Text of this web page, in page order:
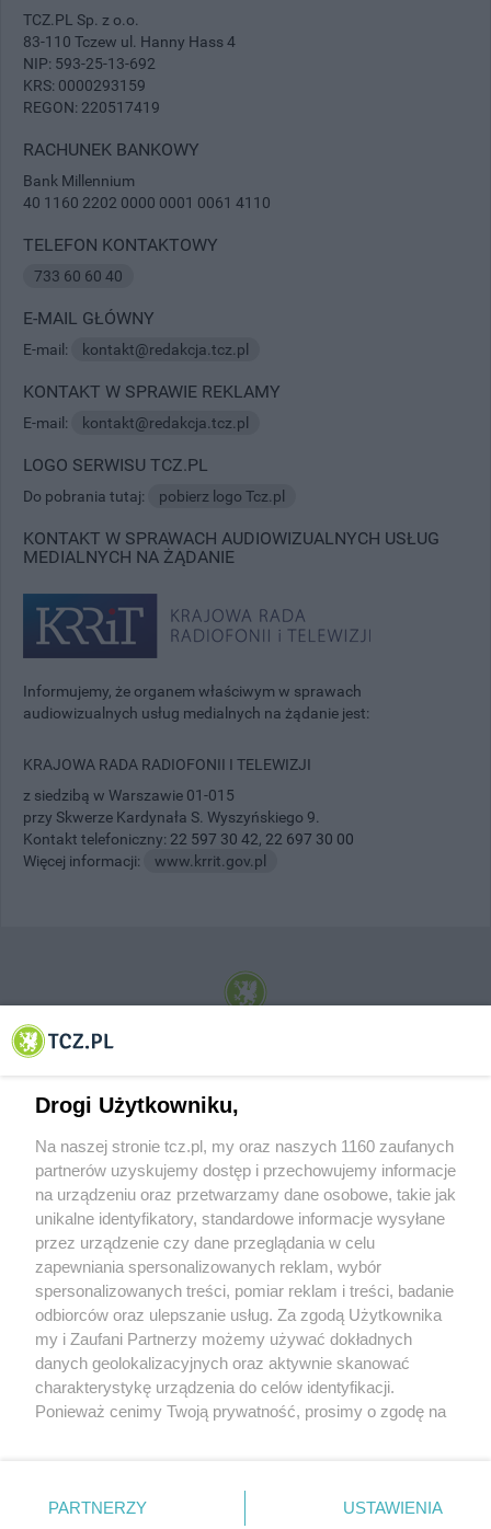
TCZ.PL Sp. z o.o.
83-110 Tczew ul. Hanny Hass 4
NIP: 593-25-13-692
KRS: 0000293159
REGON: 220517419
RACHUNEK BANKOWY
Bank Millennium
40 1160 2202 0000 0001 0061 4110
TELEFON KONTAKTOWY
733 60 60 40
E-MAIL GŁÓWNY
E-mail: kontakt@redakcja.tcz.pl
KONTAKT W SPRAWIE REKLAMY
E-mail: kontakt@redakcja.tcz.pl
LOGO SERWISU TCZ.PL
Do pobrania tutaj: pobierz logo Tcz.pl
KONTAKT W SPRAWACH AUDIOWIZUALNYCH USŁUG
MEDIALNYCH NA ŻĄDANIE
Informujemy, że organem właściwym w sprawach
audiowizualnych usług medialnych na żądanie jest:
KRAJOWA RADA RADIOFONII I TELEWIZJI
z siedzibą w Warszawie 01-015
przy Skwerze Kardynała S. Wyszyńskiego 9.
Kontakt telefoniczny: 22 597 30 42, 22 697 30 00
Więcej informacji:
www.krrit.gov.pl
© 2001-2026 Tczew - TCZ.PL Sp. z o.o. Internetowy Serwis Informacyjny Miasta
O FIRMIE POLITYKA PRYWATNOŚCI HOSTING
REKLAMA WSPÓŁPRACA RSS FACEBOOK KONTAKT
Nasze serwisy
Aktualności
Tcz24
Historia miasta
Muzyka i kultura
Archiwum wydarzeń
Zdjęcia miasta
Drogi Użytkowniku,
Na naszej stronie tcz.pl, my oraz naszych 1160 zaufanych
partnerów uzyskujemy dostęp i przechowujemy informacje
na urządzeniu oraz przetwarzamy dane osobowe, takie jak
unikalne identyfikatory, standardowe informacje wysyłane
przez urządzenie czy dane przeglądania w celu
zapewniania spersonalizowanych reklam, wybór
spersonalizowanych treści, pomiar reklam i treści, badanie
odbiorców oraz ulepszanie usług. Za zgodą Użytkownika
my i Zaufani Partnerzy możemy używać dokładnych
danych geolokalizacyjnych oraz aktywnie skanować
charakterystykę urządzenia do celów identyfikacji.
Ponieważ cenimy Twoją prywatność, prosimy o zgodę na
znajdujący się w lewym dolnym rogu strony
. Niektóre
PARTNERZY USTAWIENIA